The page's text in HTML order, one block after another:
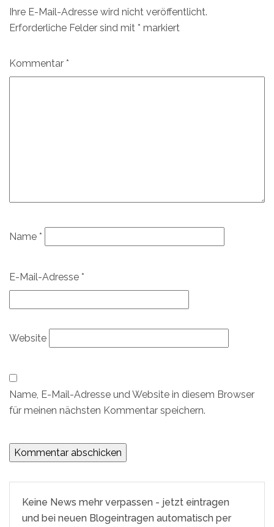
Ihre E-Mail-Adresse wird nicht veröffentlicht.
Erforderliche Felder sind mit * markiert
Kommentar *
Name *
E-Mail-Adresse *
Website
Name, E-Mail-Adresse und Website in diesem Browser
für meinen nächsten Kommentar speichern.
Keine News mehr verpassen - jetzt eintragen
und bei neuen Blogeintragen automatisch per